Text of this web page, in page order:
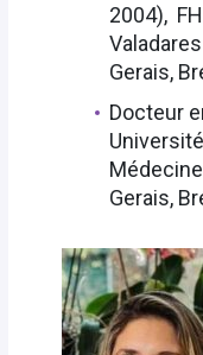
2004),
Gerais,
Docteur
Gerais,